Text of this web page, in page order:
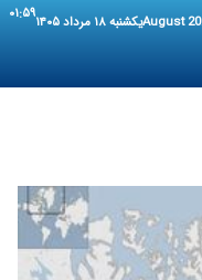
یکشنبه ۱۸ مرداد ۱۴۰۵ ۰۱:۵۹